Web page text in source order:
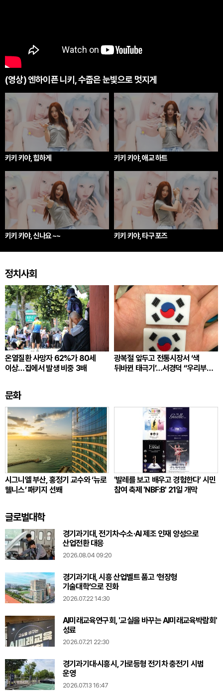
(영상) 엔하이픈 니키, 수줍은 눈빛으로 멋지게
키키 키야, 힙하게 키키 키야, 애교 하트
키키 키야, 신나요 ~~ 키키 키야, 타구 포즈
정치사회
온열질환 사망자 62%가 80세
이상…집에서 발생 비중 3배
광복절 앞두고 전통시장서 ‘색
뒤바뀐 태극기’…서경덕 “우리부터
문화
시그니엘 부산, 홍정기 교수와 ‘뉴로
웰니스’ 패키지 선봬
'발레를 보고 배우고 경험한다' 시민
참여 축제 'NBF:B' 21일 개막
글로벌대학
경기과기대, 전기차·수소·AI 제조 인재 양성으로
산업전환 대응
2026.08.04 09:20
경기과기대, 시흥 산업벨트 품고 ‘현장형
기술대학’으로 진화
2026.07.22 14:30
AI미래교육연구회, '교실을 바꾸는 AI미래교육박람회'
성료
2026.07.21 22:30
경기과기대·시흥시, 가로등형 전기차 충전기 시범
운영
2026.07.13 16:47